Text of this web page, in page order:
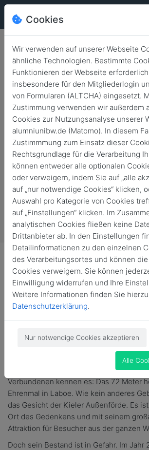
Mission: Marine-
erhalten!
Zurück 15. Mai 2024
Vielleicht wundert Ihr Euch, das ein
alle auffordert, Euren Beitrag für den
Ehrenmals zu leisten, aber natürlich
Jede und Jeder in der Region und alle
Verbundenen kennen es: Das 72 Meter
Ehrenmal in Laboe. Wie kein anderes
das Gesicht der Kieler Außenförde. Es
Ort des Gedenkens und mit seinem
Attraktion für Besucher aus der ganzen
Doch sein Bestand ist in Gefahr. Im Jahr
Cookies
Wir verwenden auf unserer Webseite
ähnliche Technologien. Bestimmte
Funktionieren der Webseite
insbesondere für den Mitgliederlogin
von Formularen (ALTCHA) eingesetzt.
Zustimmung verwenden wir außerdem
Cookies zur Nutzungsanalyse unserer
alumniunibw.de (Matomo). In diesem
Zustimmmung zum Einsatz dieser
Rechtsgrundlage für die Verarbeitung
können entweder alle optionalen
oder verweigern, indem Sie auf „alle
auf „nur notwendige Cookies“ klicken,
Auswahl pro Kategorie von Cookies
auf „Einstellungen“ klicken. Im
analytischen Cookies fließen keine
Drittanbieter ab. In den Einstellungen
Detailinformationen zu den einzelnen
des Verarbeitungsortes und können
Cookies verweigern. Sie können
Einwilligung widerrufen und Ihre
Weitere Informationen finden Sie
Datenschutzerklärung.
Nur notwendige Cookies akzeptieren
Alle